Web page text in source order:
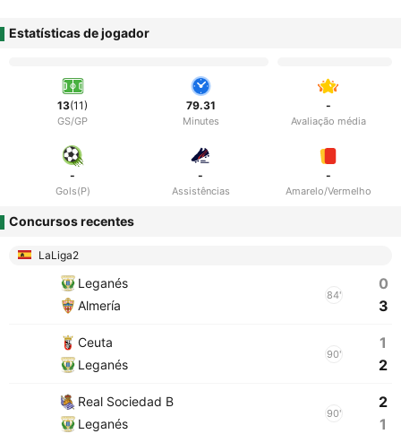
Estatísticas de jogador
13(11)
GS/GP
79.31
Minutes
-
Avaliação média
-
Gols(P)
-
Assistências
-
Amarelo/Vermelho
Concursos recentes
LaLiga2
Leganés
Almería
84'
0
3
Ceuta
Leganés
90'
1
2
Real Sociedad B
Leganés
90'
2
1